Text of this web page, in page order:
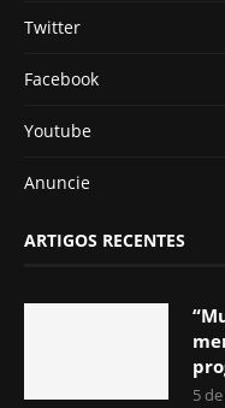
Twitter
Facebook
Youtube
Anuncie
ARTIGOS RECENTES
5